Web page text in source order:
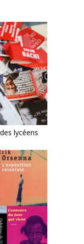
lycéens